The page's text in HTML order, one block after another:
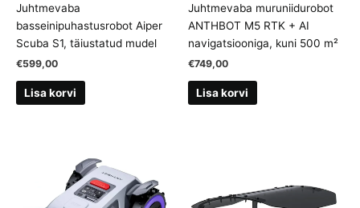
Juhtmevaba
basseinipuhastusrobot Aiper
Scuba S1, täiustatud mudel
€599,00
Lisa korvi
Juhtmevaba muruniidurobot
ANTHBOT M5 RTK + AI
navigatsiooniga, kuni 500 m²
€749,00
Lisa korvi